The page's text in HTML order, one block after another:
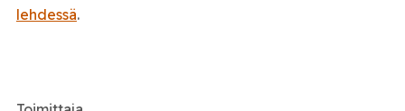
lehdessä.